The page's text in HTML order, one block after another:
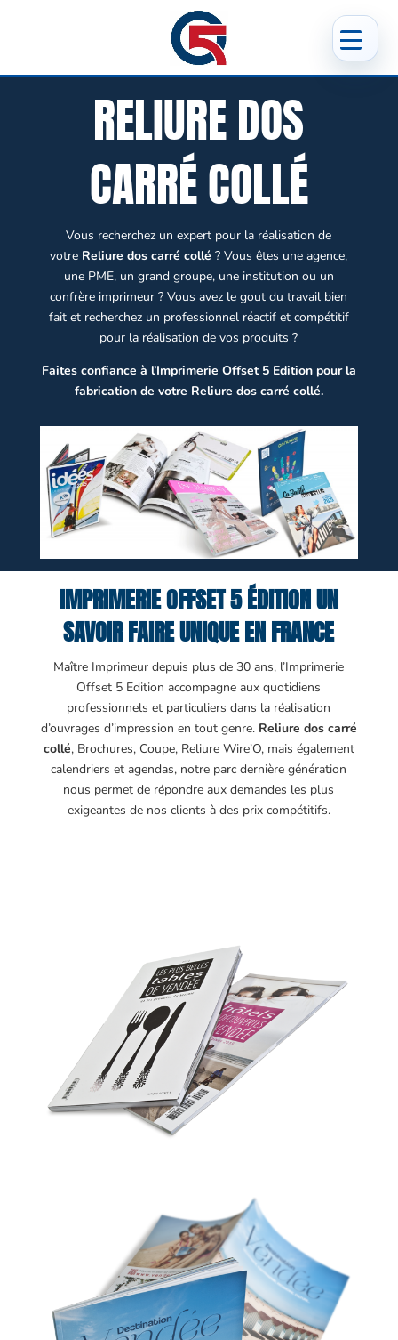
RELIURE DOS
CARRÉ COLLÉ
Vous recherchez un expert pour la réalisation de
votre Reliure dos carré collé ? Vous êtes une agence,
une PME, un grand groupe, une institution ou un
confrère imprimeur ? Vous avez le gout du travail bien
fait et recherchez un professionnel réactif et compétitif
pour la réalisation de vos produits ?
Faites confiance à l’Imprimerie Offset 5 Edition pour la
fabrication de votre Reliure dos carré collé.
IMPRIMERIE OFFSET 5 ÉDITION UN
SAVOIR FAIRE UNIQUE EN FRANCE
Maître Imprimeur depuis plus de 30 ans, l’Imprimerie
Offset 5 Edition accompagne aux quotidiens
professionnels et particuliers dans la réalisation
d’ouvrages d’impression en tout genre. Reliure dos carré
collé, Brochures, Coupe, Reliure Wire’O, mais également
calendriers et agendas, notre parc dernière génération
nous permet de répondre aux demandes les plus
exigeantes de nos clients à des prix compétitifs.